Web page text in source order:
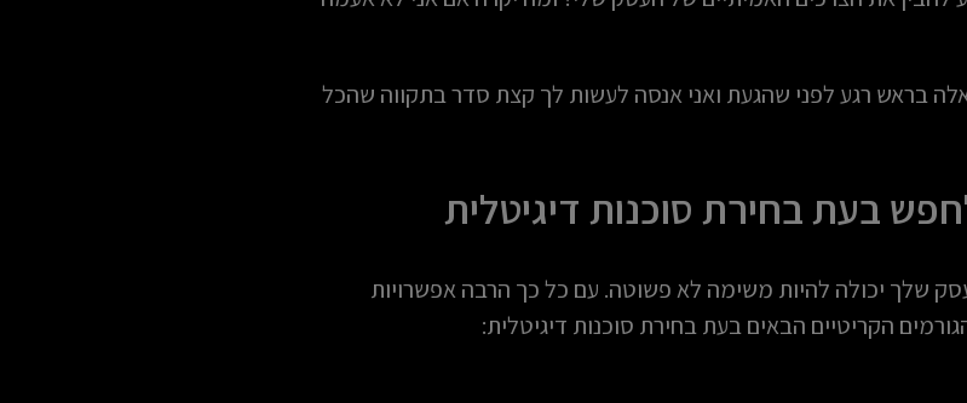
בראש רגע לפני שהגעת ואני אנסה לעשות לך קצת סדר בתקווה שהכל
שלך יכולה להיות משימה לא פשוטה. עם כל כך הרבה אפשרויות
הקריטיים הבאים בעת בחירת סוכנות דיגיטלית: